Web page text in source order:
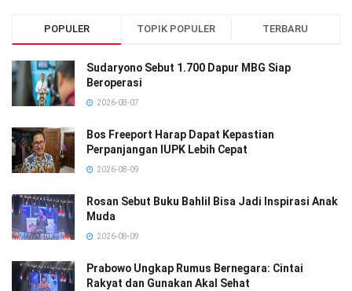
POPULER TOPIK POPULER TERBARU
Sudaryono Sebut 1.700 Dapur MBG Siap
Beroperasi
2026-08-07
Bos Freeport Harap Dapat Kepastian
Perpanjangan IUPK Lebih Cepat
2026-08-09
Rosan Sebut Buku Bahlil Bisa Jadi Inspirasi Anak
Muda
2026-08-09
Prabowo Ungkap Rumus Bernegara: Cintai
Rakyat dan Gunakan Akal Sehat